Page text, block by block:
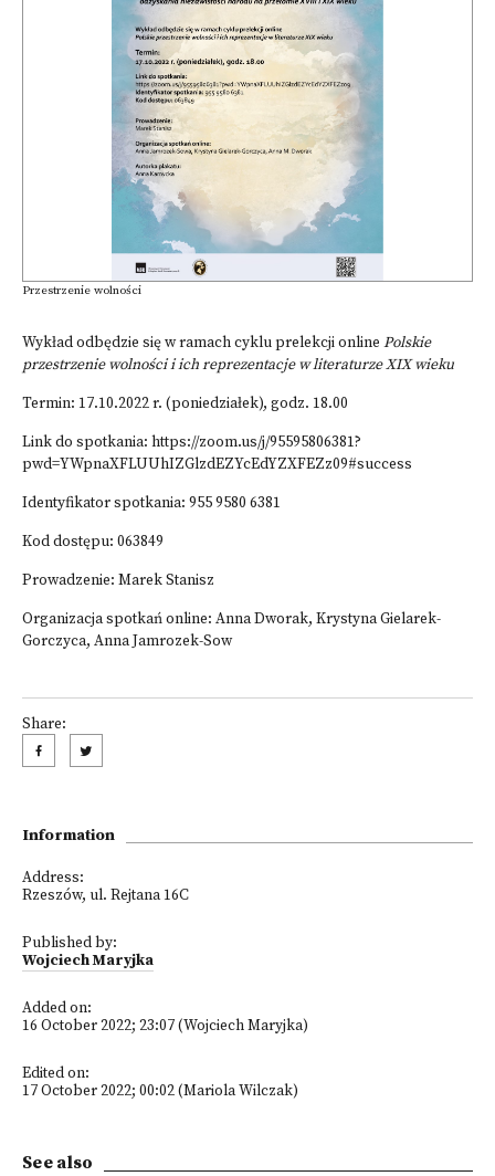
Przestrzenie wolności
Wykład odbędzie się w ramach cyklu prelekcji online Polskie
przestrzenie wolności i ich reprezentacje w literaturze XIX wieku
Termin: 17.10.2022 r. (poniedziałek), godz. 18.00
Link do spotkania: https://zoom.us/j/95595806381?
pwd=YWpnaXFLUUhIZGlzdEZYcEdYZXFEZz09#success
Identyfikator spotkania: 955 9580 6381
Kod dostępu: 063849
Prowadzenie: Marek Stanisz
Organizacja spotkań online: Anna Dworak, Krystyna Gielarek-
Gorczyca, Anna Jamrozek-Sow
Share:
Information
Address:
Rzeszów, ul. Rejtana 16C
Published by:
Wojciech Maryjka
Added on:
16 October 2022; 23:07 (Wojciech Maryjka)
Edited on:
17 October 2022; 00:02 (Mariola Wilczak)
See also